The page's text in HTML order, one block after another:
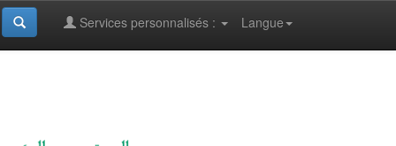
Langue
Services personnalisés :